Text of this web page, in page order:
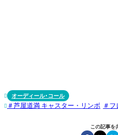
 オーディール･コール
 芦屋道満 キャスター・リンボ フ
この記事を